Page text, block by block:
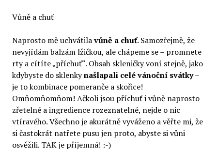
Vůně a chuť
Naprosto mě uchvátilavůně a chuť. Samozřejmě, že
nevyjídám balzám lžičkou, ale chápeme se – promnete
rty a cítíte „příchuť“. Obsah skleničky voní stejně, jako
kdybyste do sklenkynašlapali celé vánoční svátky–
je to kombinace pomeranče a skořice!
Omňomňomňom! Ačkoli jsou příchuť i vůně naprosto
zřetelné a ingredience rozeznatelné, nejde o nic
vtíravého. Všechno je akurátně vyváženo a věřte mi, že
si častokrát natřete pusu jen proto, abyste si vůni
osvěžili. TAK je příjemná! :-)